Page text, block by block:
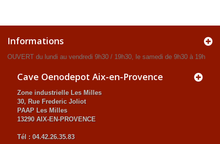
Informations
OUVERT du lundi au vendredi 9h30 / 19h30, le samedi de 9h30 à 19h
Cave Oenodepot Aix-en-Provence
Zone industrielle Les Milles
30, Rue Frederic Joliot
PAAP Les Milles
13290 AIX-EN-PROVENCE
Tél : 04.42.26.35.83